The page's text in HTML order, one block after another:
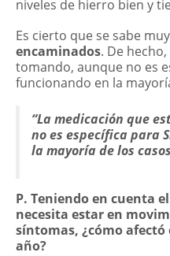
niveles de hierro bien y
Es cierto que se sabe
encaminados. De
tomando, aunque no es
funcionando en la
“La medicación que
no es específica para
la mayoría de los
P. Teniendo en cuenta
necesita estar en
síntomas, ¿cómo
año?